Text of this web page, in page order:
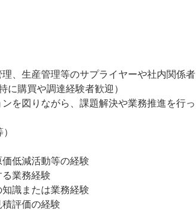
、生産管理等のサプライヤーや社内関係者
に購買や調達経験者歓迎）
を図りながら、課題解決や業務推進を行っ
低減活動等の経験
る業務経験
識または業務経験
積評価の経験